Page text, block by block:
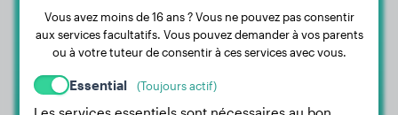
Teckel
Vous avez moins de 16 ans ? Vous ne pouvez pas consentir
aux services facultatifs. Vous pouvez demander à vos parents
ou à votre tuteur de consentir à ces services avec vous.
Essential (Toujours actif)